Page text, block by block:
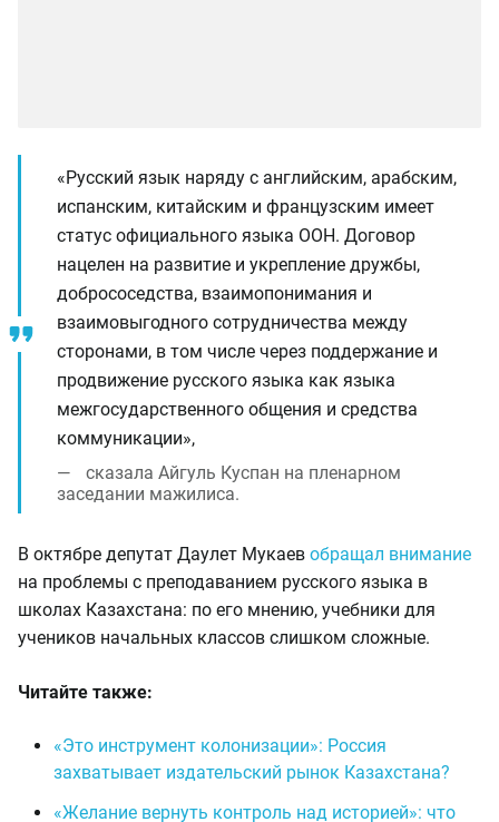
«Русский язык наряду с английским, арабским,
испанским, китайским и французским имеет
статус официального языка ООН. Договор
нацелен на развитие и укрепление дружбы,
добрососедства, взаимопонимания и
взаимовыгодного сотрудничества между
сторонами, в том числе через поддержание и
продвижение русского языка как языка
межгосударственного общения и средства
коммуникации»,
сказала Айгуль Куспан на пленарном
заседании мажилиса.
В октябре депутат Даулет Мукаев обращал внимание
на проблемы с преподаванием русского языка в
школах Казахстана: по его мнению, учебники для
учеников начальных классов слишком сложные.
Читайте также:
«Это инструмент колонизации»: Россия
захватывает издательский рынок Казахстана?
«Желание вернуть контроль над историей»: что